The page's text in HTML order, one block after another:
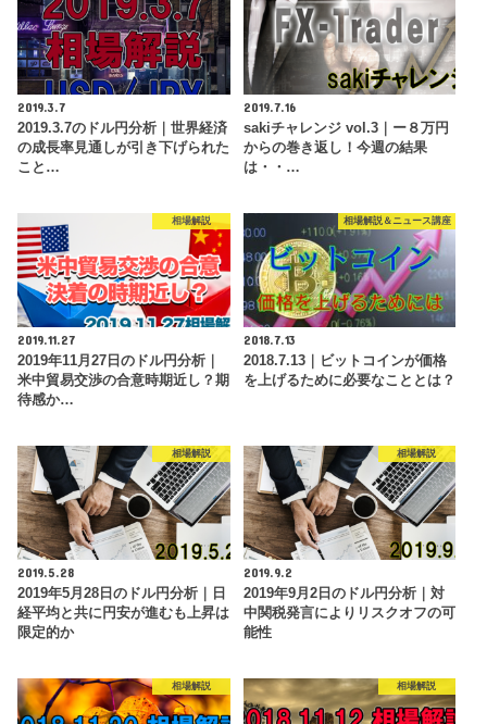
2019.3.7
2019.3.7のドル円分析｜世界経済
の成長率見通しが引き下げられた
こと…
2019.7.16
sakiチャレンジ vol.3｜ー８万円
からの巻き返し！今週の結果
は・・…
相場解説
2019.11.27
2019年11月27日のドル円分析｜
米中貿易交渉の合意時期近し？期
待感か…
相場解説＆ニュース講座
2018.7.13
2018.7.13｜ビットコインが価格
を上げるために必要なこととは？
相場解説
2019.5.28
2019年5月28日のドル円分析｜日
経平均と共に円安が進むも上昇は
限定的か
相場解説
2019.9.2
2019年9月2日のドル円分析｜対
中関税発言によりリスクオフの可
能性
相場解説 相場解説